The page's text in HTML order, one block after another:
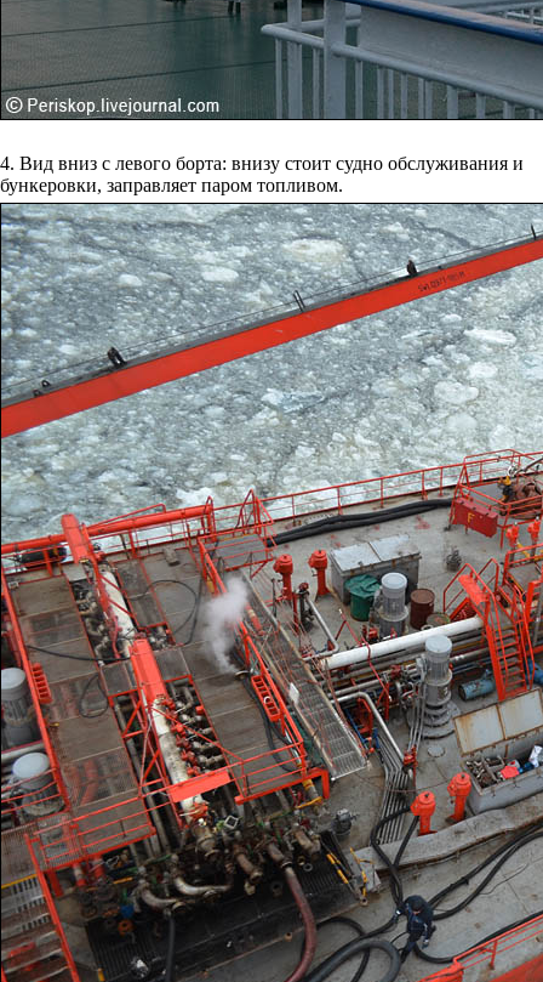
4. Вид вниз с левого борта: внизу стоит судно обслуживания и
бункеровки, заправляет паром топливом.